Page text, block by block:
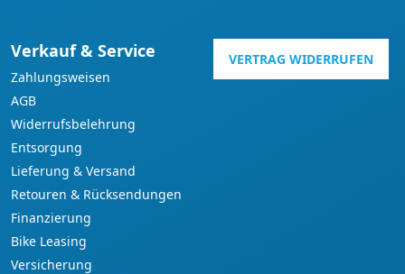
Verkauf & Service
Zahlungsweisen
AGB
Widerrufsbelehrung
Entsorgung
Lieferung & Versand
Retouren & Rücksendungen
Finanzierung
Bike Leasing
Versicherung
VERTRAG WIDERRUFEN